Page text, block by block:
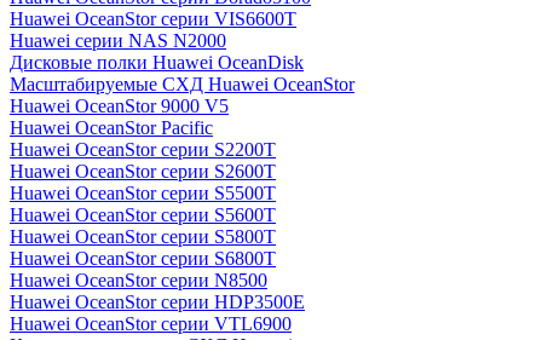
Huawei OceanStor серии VIS6600T
Huawei серии NAS N2000
Дисковые полки Huawei OceanDisk
Масштабируемые СХД Huawei OceanStor
Huawei OceanStor 9000 V5
Huawei OceanStor Pacific
Huawei OceanStor серии S2200T
Huawei OceanStor серии S2600T
Huawei OceanStor серии S5500T
Huawei OceanStor серии S5600T
Huawei OceanStor серии S5800T
Huawei OceanStor серии S6800T
Huawei OceanStor серии N8500
Huawei OceanStor серии HDP3500E
Huawei OceanStor серии VTL6900